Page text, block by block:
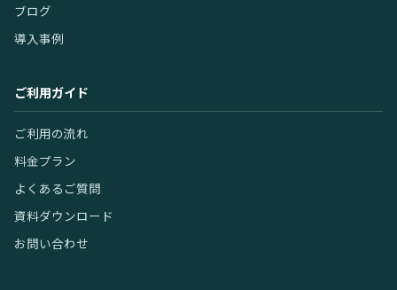
ブログ
導入事例
ご利用ガイド
ご利用の流れ
料金プラン
よくあるご質問
資料ダウンロード
お問い合わせ